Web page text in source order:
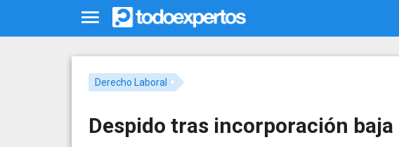
Derecho Laboral
Despido tras incorporación